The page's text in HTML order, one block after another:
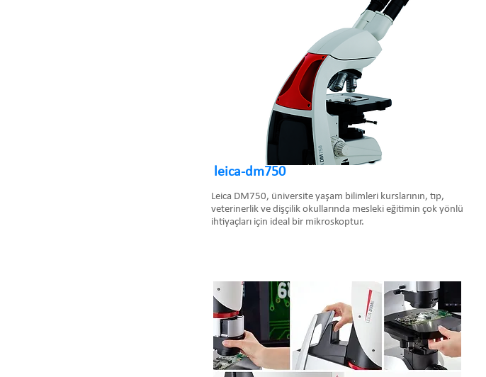
leica-dm750
Leica DM750, üniversite yaşam bilimleri kurslarının, tıp,
veterinerlik ve dişçilik okullarında mesleki eğitimin çok yönlü
ihtiyaçları için ideal bir mikroskoptur.